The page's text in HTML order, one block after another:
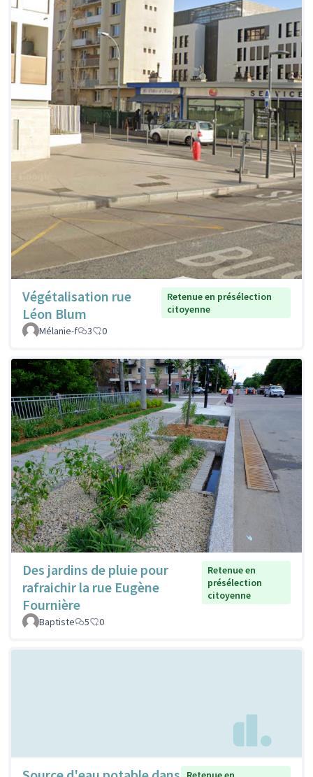
Végétalisation rue
Léon Blum
Retenue en présélection
citoyenne
Mélanie-f
3 0
Des jardins de pluie pour
rafraichir la rue Eugène
Fournière
Retenue en
présélection
citoyenne
Baptiste 5 0